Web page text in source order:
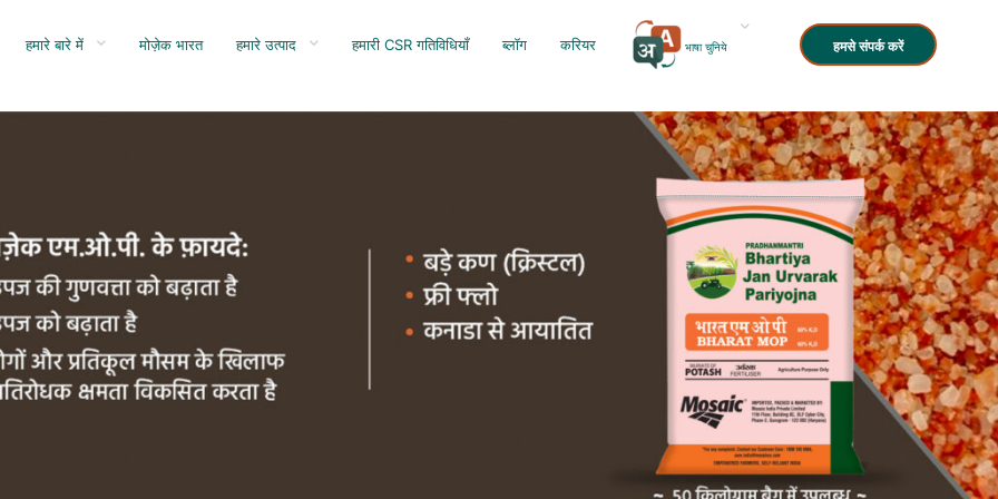
हमारे बारे में मोज़ेक भारत हमारे उत्पाद हमारी CSR गतिविधियाँ ब्लॉग करियर भाषा चुनिये हमसे संपर्क करें